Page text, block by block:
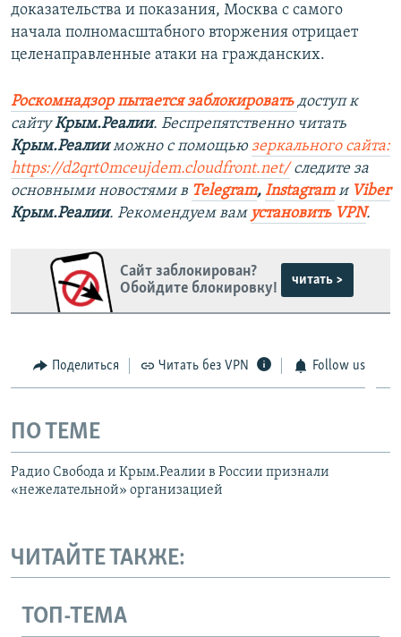
доказательства и показания, Москва с самого
начала полномасштабного вторжения отрицает
целенаправленные атаки на гражданских.
Роскомнадзор пытается заблокировать доступ к
сайтуКрым.Реалии. Беспрепятственно читать
Крым.Реалииможно с помощью зеркального сайта:
https://d2qrt0mceujdem.cloudfront.net/следите за
основными новостями в Telegram, Instagramи Viber
Крым.Реалии. Рекомендуем вам установить VPN.
Сайт заблокирован?
Обойдите блокировку!
читать >
Поделиться Читать без VPN Follow us
ПО ТЕМЕ
Радио Свобода и Крым.Реалии в России признали
«нежелательной» организацией
ЧИТАЙТЕ ТАКЖЕ:
ТОП-ТЕМА